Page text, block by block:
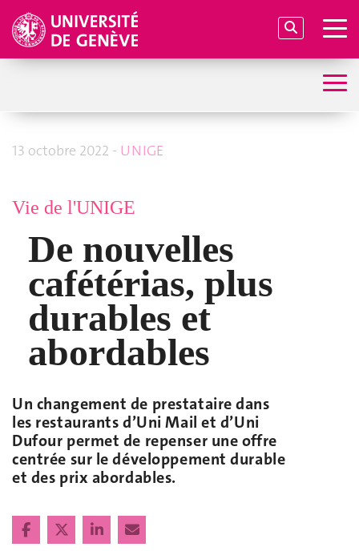
13 octobre 2022 - UNIGE
Vie de l'UNIGE
De nouvelles
cafétérias, plus
durables et
abordables
Un changement de prestataire dans
les restaurants d’Uni Mail et d’Uni
Dufour permet de repenser une offre
centrée sur le développement durable
et des prix abordables.